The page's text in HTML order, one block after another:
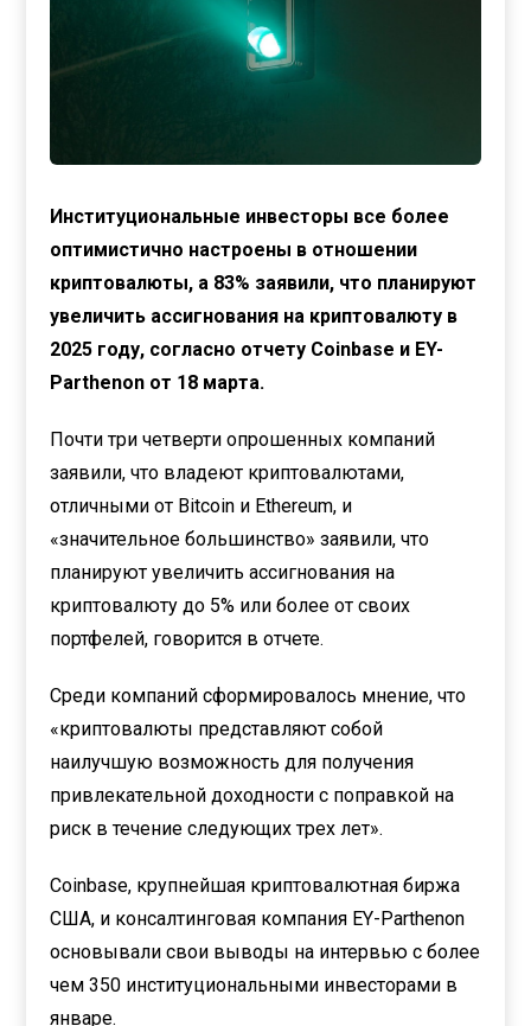
Институциональные инвесторы все более
оптимистично настроены в отношении
криптовалюты, а 83% заявили, что планируют
увеличить ассигнования на криптовалюту в
2025 году, согласно отчету Coinbase и EY-
Parthenon от 18 марта.
Почти три четверти опрошенных компаний
заявили, что владеют криптовалютами,
отличными от Bitcoin и Ethereum, и
«значительное большинство» заявили, что
планируют увеличить ассигнования на
криптовалюту до 5% или более от своих
портфелей, говорится в отчете.
Среди компаний сформировалось мнение, что
«криптовалюты представляют собой
наилучшую возможность для получения
привлекательной доходности с поправкой на
риск в течение следующих трех лет».
Coinbase, крупнейшая криптовалютная биржа
США, и консалтинговая компания EY-Parthenon
основывали свои выводы на интервью с более
чем 350 институциональными инвесторами в
январе.